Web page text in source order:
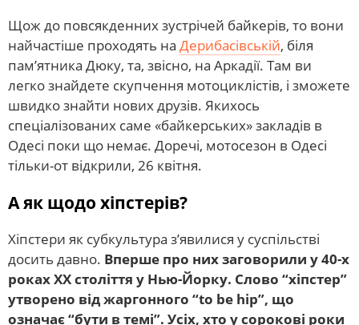
Щож до повсякденних зустрічей байкерів, то вони
найчастіше проходять на Дерибасівській, біля
пам’ятника Дюку, та, звісно, на Аркадії. Там ви
легко знайдете скупчення мотоциклістів, і зможете
швидко знайти нових друзів. Якихось
спеціалізованих саме «байкерських» закладів в
Одесі поки що немає. Доречі, мотосезон в Одесі
тільки-от відкрили, 26 квітня.
А як щодо хіпстерів?
Хіпстери як субкультура з’явилися у суспільстві
досить давно. Вперше про них заговорили у 40-х
роках ХХ століття у Нью-Йорку. Слово “хіпстер”
утворено від жаргонного “to be hip”, що
означає “бути в темі”. Усіх, хто у сорокові роки